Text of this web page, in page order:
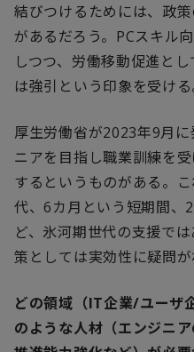
結びつけるためには、政
があるだろう。 PCスキル
しつつ、労働移動促進と
は強引という印象を受ける
厚生労働省が2023年9月
ニアを目指し職業訓練を
するというものがある。
代、6カ月という短期間、 2
ど、氷河期世代の支援で
策としては実効性に疑問が
どの領域（IT企業/ユーザ
のような人材（エンジニア